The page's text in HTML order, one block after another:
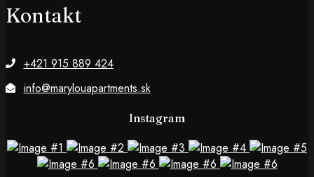
Kontakt
+421 915 889 424
info@marylouapartments.sk
Instagram